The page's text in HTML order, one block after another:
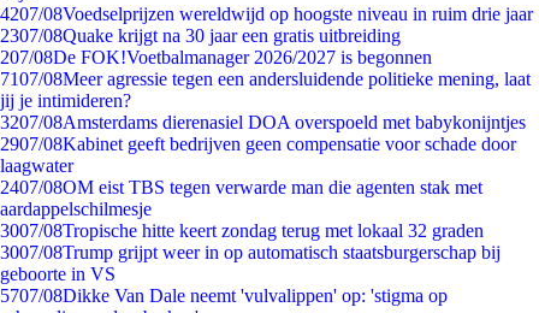
4207/08Voedselprijzen wereldwijd op hoogste niveau in ruim drie jaar
2307/08Quake krijgt na 30 jaar een gratis uitbreiding
207/08De FOK!Voetbalmanager 2026/2027 is begonnen
7107/08Meer agressie tegen een andersluidende politieke mening, laat
jij je intimideren?
3207/08Amsterdams dierenasiel DOA overspoeld met babykonijntjes
2907/08Kabinet geeft bedrijven geen compensatie voor schade door
laagwater
2407/08OM eist TBS tegen verwarde man die agenten stak met
aardappelschilmesje
3007/08Tropische hitte keert zondag terug met lokaal 32 graden
3007/08Trump grijpt weer in op automatisch staatsburgerschap bij
geboorte in VS
5707/08Dikke Van Dale neemt 'vulvalippen' op: 'stigma op